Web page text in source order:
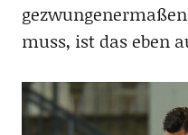
muss, ist das eben